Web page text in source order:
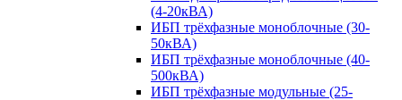
(4-20кВА)
ИБП трёхфазные моноблочные (30-
50кВА)
ИБП трёхфазные моноблочные (40-
500кВА)
ИБП трёхфазные модульные (25-